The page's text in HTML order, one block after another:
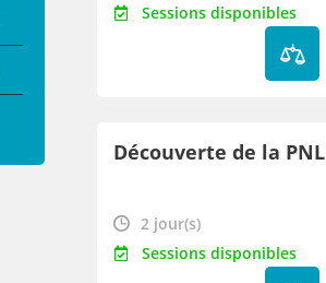
Sessions disponibles
Découverte de la PNL
2 jour(s)
Sessions disponibles